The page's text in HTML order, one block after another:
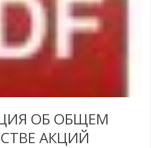
ОБ ОБЩЕМ
АКЦИЙ